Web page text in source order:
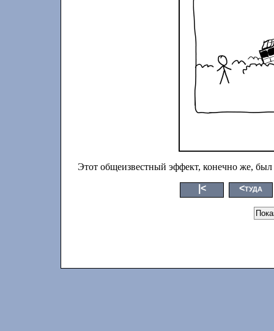
Этот общеизвестный эффект, конечно же,
|< <туда